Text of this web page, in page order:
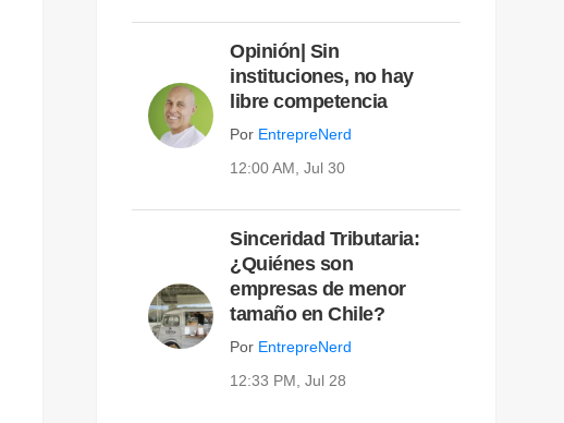
Opinión| Sin
instituciones, no hay
libre competencia
Por EntrepreNerd
12:00 AM, Jul 30
Sinceridad Tributaria:
¿Quiénes son
empresas de menor
tamaño en Chile?
Por EntrepreNerd
12:33 PM, Jul 28